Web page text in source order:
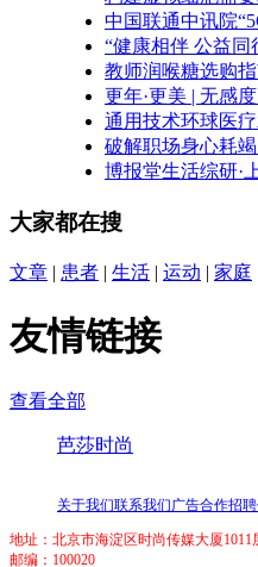
中国联通中讯院
“健康相伴 公益
教师润喉糖选购
更年·更美 | 无感
通用技术环球医
破解职场身心耗
博报堂生活综研·
大家都在搜
文章 | 患者 | 生活 | 运动 | 家庭
友情链接
查看全部
芭莎时尚
关于我们联系我们广告合作招
地址：北京市海淀区时尚传媒大厦1011
邮编：100020